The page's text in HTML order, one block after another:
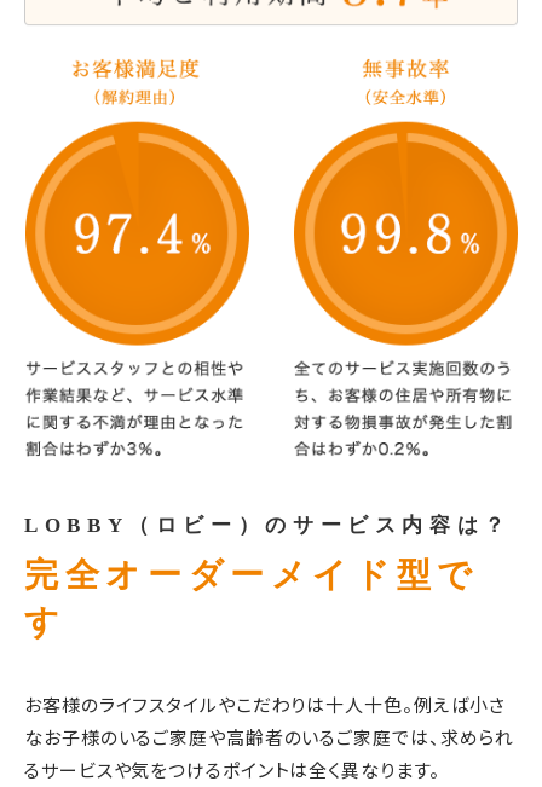
LOBBY（ロビー）のサービス内容は？
完全オーダーメイド型で
す
お客様のライフスタイルやこだわりは十人十色。例えば小さ
なお子様のいるご家庭や高齢者のいるご家庭では、求められ
るサービスや気をつけるポイントは全く異なります。